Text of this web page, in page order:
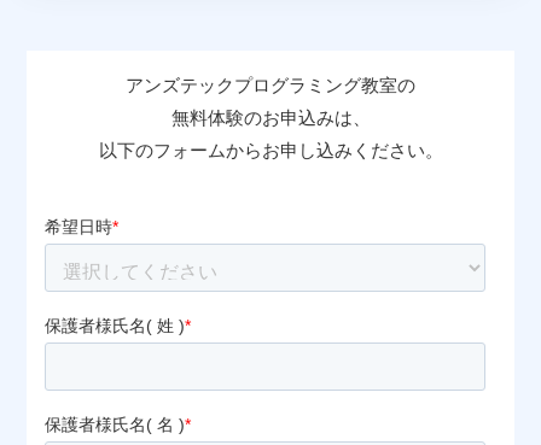
アンズテックプログラミング教室の
無料体験のお申込みは、
以下のフォームからお申し込みください。